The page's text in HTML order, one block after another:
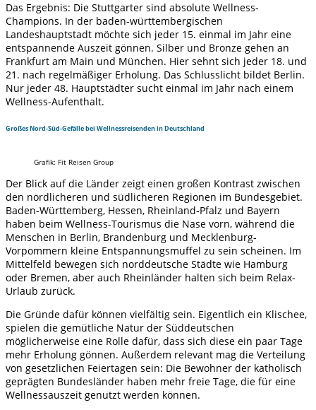
Das Ergebnis: Die Stuttgarter sind absolute Wellness-
Champions. In der baden-württembergischen
Landeshauptstadt möchte sich jeder 15. einmal im Jahr eine
entspannende Auszeit gönnen. Silber und Bronze gehen an
Frankfurt am Main und München. Hier sehnt sich jeder 18. und
21. nach regelmäßiger Erholung. Das Schlusslicht bildet Berlin.
Nur jeder 48. Hauptstädter sucht einmal im Jahr nach einem
Wellness-Aufenthalt.
Großes Nord-Süd-Gefälle bei Wellnessreisenden in Deutschland
Grafik: Fit Reisen Group
Der Blick auf die Länder zeigt einen großen Kontrast zwischen
den nördlicheren und südlicheren Regionen im Bundesgebiet.
Baden-Württemberg, Hessen, Rheinland-Pfalz und Bayern
haben beim Wellness-Tourismus die Nase vorn, während die
Menschen in Berlin, Brandenburg und Mecklenburg-
Vorpommern kleine Entspannungsmuffel zu sein scheinen. Im
Mittelfeld bewegen sich norddeutsche Städte wie Hamburg
oder Bremen, aber auch Rheinländer halten sich beim Relax-
Urlaub zurück.
Die Gründe dafür können vielfältig sein. Eigentlich ein Klischee,
spielen die gemütliche Natur der Süddeutschen
möglicherweise eine Rolle dafür, dass sich diese ein paar Tage
mehr Erholung gönnen. Außerdem relevant mag die Verteilung
von gesetzlichen Feiertagen sein: Die Bewohner der katholisch
geprägten Bundesländer haben mehr freie Tage, die für eine
Wellnessauszeit genutzt werden können.